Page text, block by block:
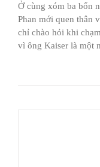
Ở cùng xóm ba bốn
Phan mới quen thân
chỉ chào hỏi khi
vì ông Kaiser là một